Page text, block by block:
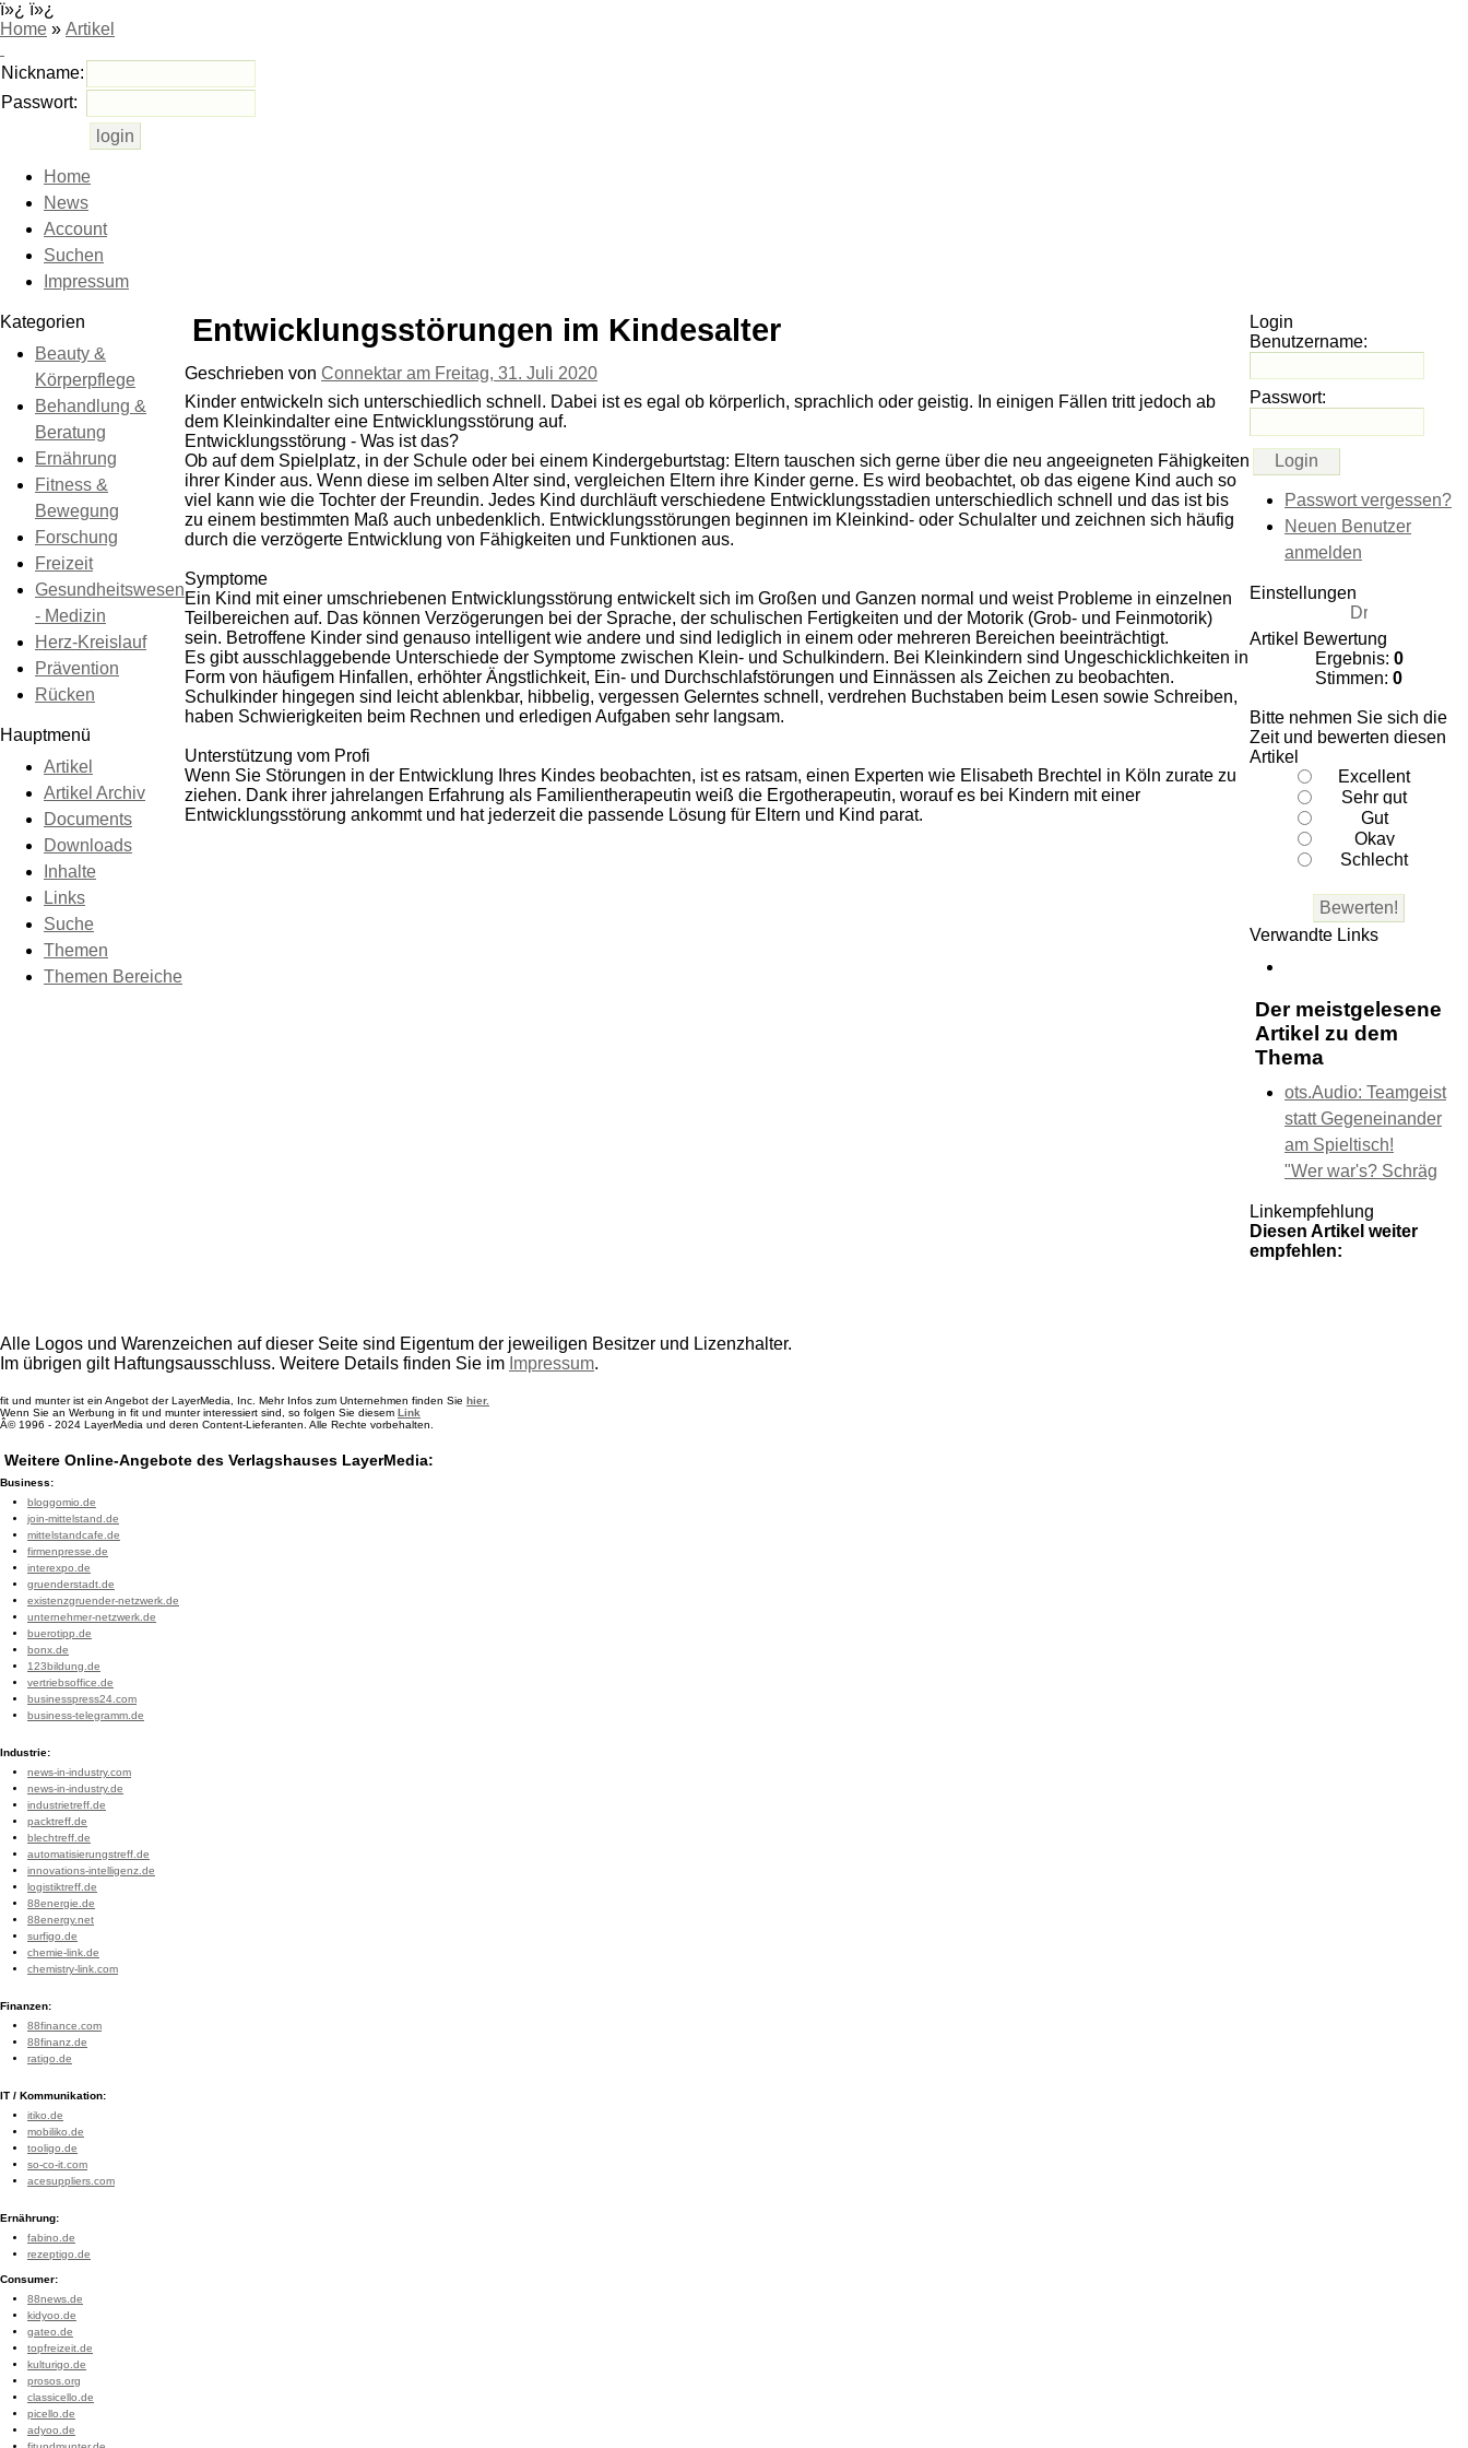
ï»¿ ï»¿
Home » Artikel
Nickname:
Passwort:
Home
News
Account
Suchen
Impressum
Kategorien
Beauty &
Körperpflege
Behandlung &
Beratung
Ernährung
Fitness &
Bewegung
Forschung
Freizeit
Gesundheitswesen
- Medizin
Herz-Kreislauf
Prävention
Rücken
Hauptmenü
Artikel
Artikel Archiv
Documents
Downloads
Inhalte
Links
Suche
Themen
Themen Bereiche
Entwicklungsstörungen im Kindesalter
Geschrieben von Connektar am Freitag, 31. Juli 2020
Kinder entwickeln sich unterschiedlich schnell. Dabei ist es egal ob körperlich, sprachlich oder geistig. In einigen Fällen tritt jedoch ab
dem Kleinkindalter eine Entwicklungsstörung auf.
Entwicklungsstörung - Was ist das?
Ob auf dem Spielplatz, in der Schule oder bei einem Kindergeburtstag: Eltern tauschen sich gerne über die neu angeeigneten Fähigkeiten
ihrer Kinder aus. Wenn diese im selben Alter sind, vergleichen Eltern ihre Kinder gerne. Es wird beobachtet, ob das eigene Kind auch so
viel kann wie die Tochter der Freundin. Jedes Kind durchläuft verschiedene Entwicklungsstadien unterschiedlich schnell und das ist bis
zu einem bestimmten Maß auch unbedenklich. Entwicklungsstörungen beginnen im Kleinkind- oder Schulalter und zeichnen sich häufig
durch die verzögerte Entwicklung von Fähigkeiten und Funktionen aus.
Symptome
Ein Kind mit einer umschriebenen Entwicklungsstörung entwickelt sich im Großen und Ganzen normal und weist Probleme in einzelnen
Teilbereichen auf. Das können Verzögerungen bei der Sprache, der schulischen Fertigkeiten und der Motorik (Grob- und Feinmotorik)
sein. Betroffene Kinder sind genauso intelligent wie andere und sind lediglich in einem oder mehreren Bereichen beeinträchtigt.
Es gibt ausschlaggebende Unterschiede der Symptome zwischen Klein- und Schulkindern. Bei Kleinkindern sind Ungeschicklichkeiten in
Form von häufigem Hinfallen, erhöhter Ängstlichkeit, Ein- und Durchschlafstörungen und Einnässen als Zeichen zu beobachten.
Schulkinder hingegen sind leicht ablenkbar, hibbelig, vergessen Gelerntes schnell, verdrehen Buchstaben beim Lesen sowie Schreiben,
haben Schwierigkeiten beim Rechnen und erledigen Aufgaben sehr langsam.
Unterstützung vom Profi
Wenn Sie Störungen in der Entwicklung Ihres Kindes beobachten, ist es ratsam, einen Experten wie Elisabeth Brechtel in Köln zurate zu
ziehen. Dank ihrer jahrelangen Erfahrung als Familientherapeutin weiß die Ergotherapeutin, worauf es bei Kindern mit einer
Entwicklungsstörung ankommt und hat jederzeit die passende Lösung für Eltern und Kind parat.
Login
Benutzername:
Passwort:
Passwort vergessen?
Neuen Benutzer
anmelden
Einstellungen
Artikel Bewertung
Ergebnis: 0
Stimmen: 0
Bitte nehmen Sie sich die
Zeit und bewerten diesen
Artikel
Verwandte Links
Der meistgelesene
Artikel zu dem
Thema
ots.Audio: Teamgeist
statt Gegeneinander
am Spieltisch!
"Wer war's? Schräg
Linkempfehlung
Diesen Artikel weiter
empfehlen:
Alle Logos und Warenzeichen auf dieser Seite sind Eigentum der jeweiligen Besitzer und Lizenzhalter.
Im übrigen gilt Haftungsausschluss. Weitere Details finden Sie im Impressum.
fit und munter ist ein Angebot der LayerMedia, Inc. Mehr Infos zum Unternehmen finden Sie hier.
Wenn Sie an Werbung in fit und munter interessiert sind, so folgen Sie diesem Link
Â© 1996 - 2024 LayerMedia und deren Content-Lieferanten. Alle Rechte vorbehalten.
Weitere Online-Angebote des Verlagshauses LayerMedia:
Business:
bloggomio.de
join-mittelstand.de
mittelstandcafe.de
firmenpresse.de
interexpo.de
gruenderstadt.de
existenzgruender-netzwerk.de
unternehmer-netzwerk.de
buerotipp.de
bonx.de
123bildung.de
vertriebsoffice.de
businesspress24.com
business-telegramm.de
Industrie:
news-in-industry.com
news-in-industry.de
industrietreff.de
packtreff.de
blechtreff.de
automatisierungstreff.de
innovations-intelligenz.de
logistiktreff.de
88energie.de
88energy.net
surfigo.de
chemie-link.de
chemistry-link.com
Finanzen:
88finance.com
88finanz.de
ratigo.de
IT / Kommunikation:
itiko.de
mobiliko.de
tooligo.de
so-co-it.com
acesuppliers.com
Ernährung:
fabino.de
rezeptigo.de
Consumer:
88news.de
kidyoo.de
gateo.de
topfreizeit.de
kulturigo.de
prosos.org
classicello.de
picello.de
adyoo.de